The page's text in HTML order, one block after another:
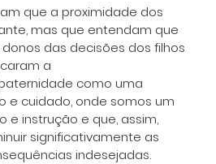
que a proximidade dos
mas que entendam que
das decisões dos filhos
a
como uma
e cuidado, onde somos um
e instrução e que, assim,
significativamente as
indesejadas.